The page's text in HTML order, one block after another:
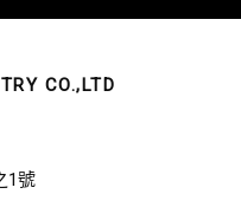
CO.,LTD
1號